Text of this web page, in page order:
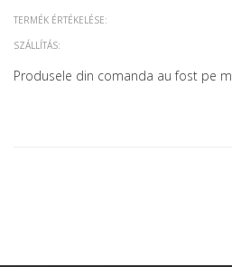
TERMÉK ÉRTÉKELÉSE:
SZÁLLÍTÁS:
Produsele din comanda au fost pe